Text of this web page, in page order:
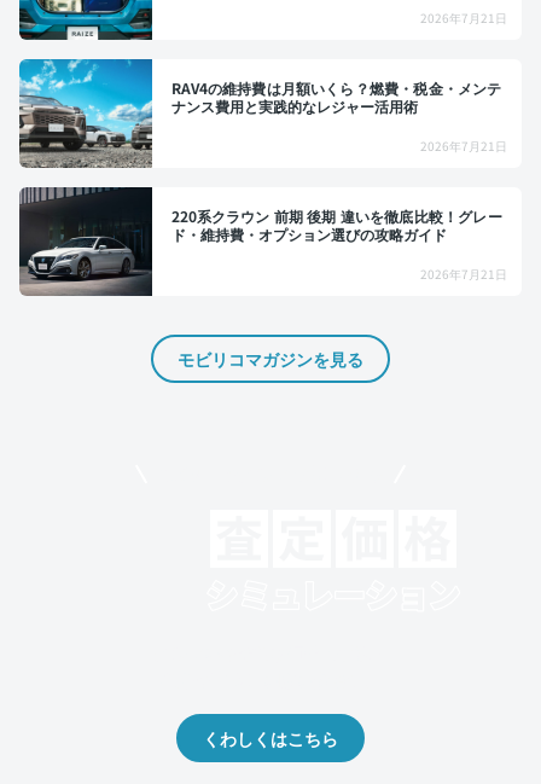
2026年7月21日
RAV4の維持費は月額いくら？燃費・税金・メンテ
ナンス費用と実践的なレジャー活用術
2026年7月21日
220系クラウン 前期 後期 違いを徹底比較！グレー
ド・維持費・オプション選びの攻略ガイド
2026年7月21日
モビリコマガジンを見る
くわしくはこちら